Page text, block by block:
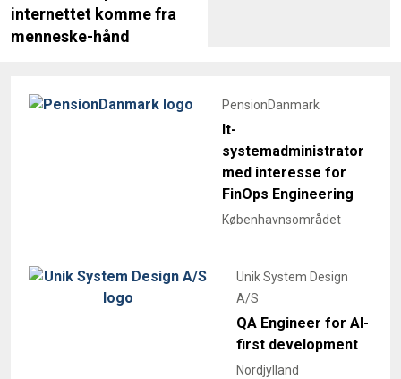
internettet komme fra
menneske-hånd
PensionDanmark
It-
systemadministrator
med interesse for
FinOps Engineering
Københavnsområdet
Unik System Design
A/S
QA Engineer for AI-
first development
Nordjylland